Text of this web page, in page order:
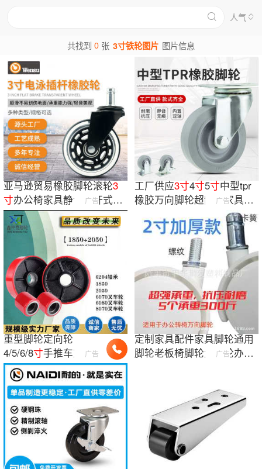
人气
共找到0 张 3寸铁轮图片 图片信息
亚马逊贸易橡胶脚轮滚轮3
寸办公椅家具静音插杆式万
向轮轮子大全
广告
工厂供应3寸4寸5寸中型tpr
橡胶万向脚轮超静音家具轮
广告
重型脚轮定向轮
4/5/6/8寸手推车重型
轮子载重聚氨酯轮 承
重万向轮
广告
定制家具配件家具脚轮通用
脚轮老板椅脚轮大班轮办公
广告